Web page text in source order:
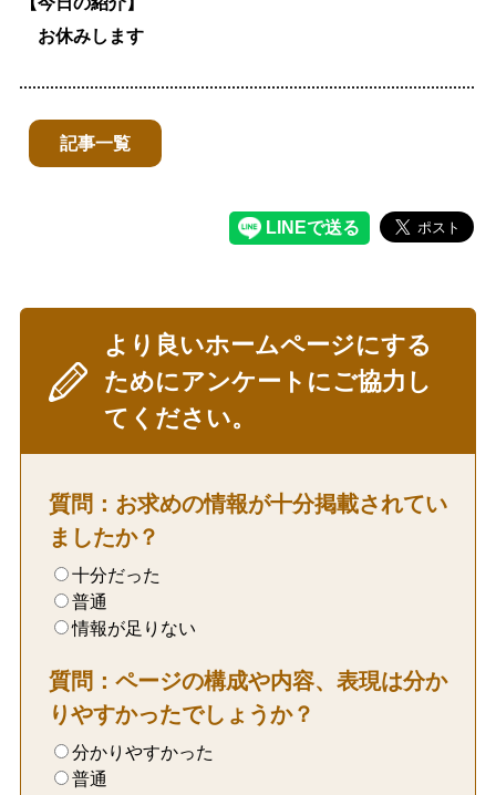
お休みします
記事一覧
より良いホームページにする
ためにアンケートにご協力し
てください。
質問：お求めの情報が十分掲載されてい
ましたか？
十分だった
普通
情報が足りない
質問：ページの構成や内容、表現は分か
りやすかったでしょうか？
分かりやすかった
普通